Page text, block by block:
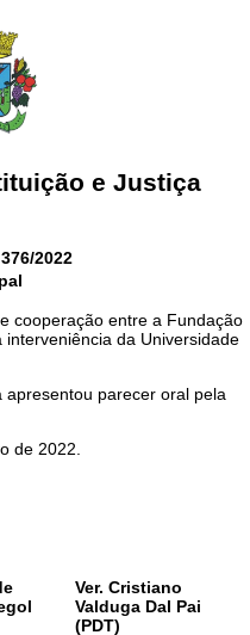
e Justiça
2022
cooperação entre a Fundação
da Universidade
apresentou parecer oral pela
de 2022.
Ver. Cristiano
Valduga Dal Pai
(PDT)